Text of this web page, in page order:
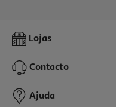
Lojas
Contacto
Ajuda